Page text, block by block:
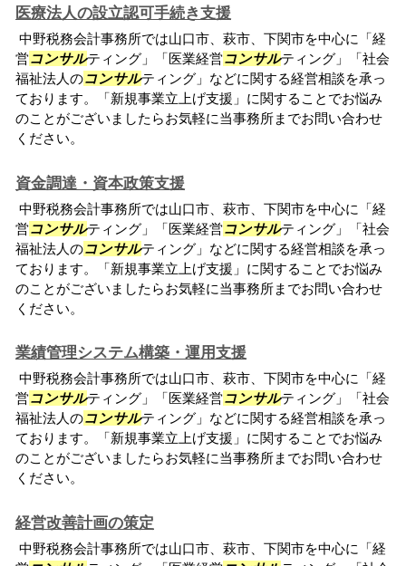
医療法人の設立認可手続き支援
中野税務会計事務所では山口市、萩市、下関市を中心に「経
営コンサルティング」「医業経営コンサルティング」「社会
福祉法人のコンサルティング」などに関する経営相談を承っ
ております。「新規事業立上げ支援」に関することでお悩み
のことがございましたらお気軽に当事務所までお問い合わせ
ください。
資金調達・資本政策支援
中野税務会計事務所では山口市、萩市、下関市を中心に「経
営コンサルティング」「医業経営コンサルティング」「社会
福祉法人のコンサルティング」などに関する経営相談を承っ
ております。「新規事業立上げ支援」に関することでお悩み
のことがございましたらお気軽に当事務所までお問い合わせ
ください。
業績管理システム構築・運用支援
中野税務会計事務所では山口市、萩市、下関市を中心に「経
営コンサルティング」「医業経営コンサルティング」「社会
福祉法人のコンサルティング」などに関する経営相談を承っ
ております。「新規事業立上げ支援」に関することでお悩み
のことがございましたらお気軽に当事務所までお問い合わせ
ください。
経営改善計画の策定
中野税務会計事務所では山口市、萩市、下関市を中心に「経